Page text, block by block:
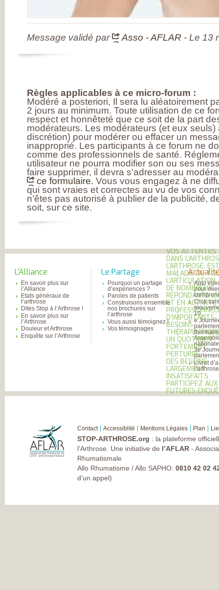
L’ARTHROSE
L’ARTHROSE EN
QU’EST-CE QUE
NON
LES TYPES
D’ARTHROSE
DOULEUR ET
ARTHROSE
LA DOULEUR
CHRONIQUE
RESTEZ
MESUREZ
DOULEUR
TRAITEZ VOTRE
DOULEUR
ENQUÊTE SUR
L’ARTHROSE
RÉSULTATS DE
VOS ATTENTES
DANS
L’ARTHROSE,
MALADIE DE
L’ARTICULATION
DE NOMBREUX
RÉPONDANTS
ET EN ACTIVITÉ
D’IMPORTANTS
BESOINS
UN QUOTIDIEN
FORTEMENT
PERTURBÉ
DES BESOINS
LARGEMENT
INSATISFAITS
PARTICIPEZ AUX
FUTURES
Message validé par Asso - AFLAR - Le 13
Règles applicables à ce micro-forum :
Modéré a posteriori, Il sera lu aléatoirement
2 jours au minimum. Toute utilisation de ce
respect et honnêteté que ce soit de la part
modérateurs. Les modérateurs (et eux
discrétion) pour modérer ou effacer un
inapproprié. Les participants à ce forum ne
comme des professionnels de santé.
utilisateur ne pourra modifier son ou ses
faire supprimer, il devra s'adresser au
ce formulaire. Vous vous engagez à ne
qui sont vraies et correctes au vu de vos
n’êtes pas autorisé à publier de la publicité,
soit, sur ce site.
L'Alliance
En savoir plus sur
l’Alliance
Etats généraux de
l’arthrose
Dites Stop à l’Arthrose !
En savoir plus sur
l’Arthrose
Douleur et Arthrose
Enquête sur l’Arthrose
Le Partage
Pourquoi un partage
d’expériences ?
Paroles de patients
Construisons ensemble
nos brochures sur
l’arthrose
Vous aussi témoignez !
Vos témoignages
Auto
pour
Crok
10...
e
3e
Livret
l’arthrose
Contact Accessiblité Mentions Légales Plan
STOP-ARTHROSE.org : la plateforme
l’Arthrose. Une initiative de l’AFLAR -
Rhumatismale
Allo Rhumatisme / Allo SAPHO: 0810 42 02
d’un appel)